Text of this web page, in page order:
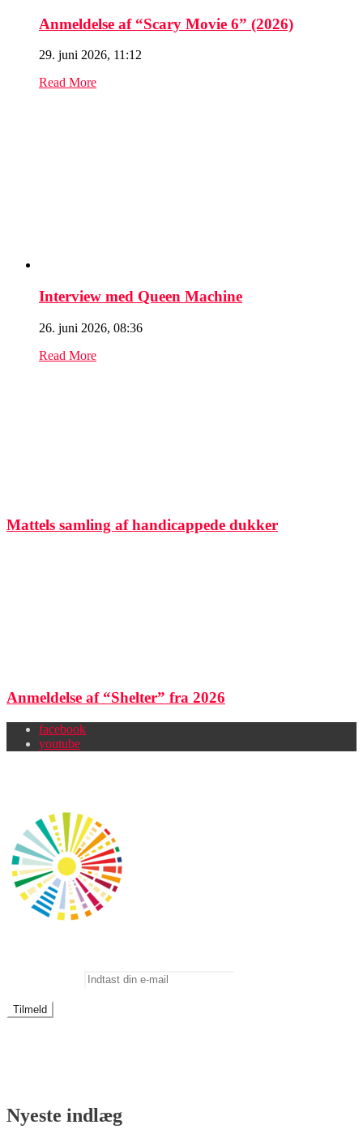
Anmeldelse af “Scary Movie 6” (2026)
29. juni 2026, 11:12
Read More
Interview med Queen Machine
26. juni 2026, 08:36
Read More
Mattels samling af handicappede dukker
Anmeldelse af “Shelter” fra 2026
facebook
youtube
Nyeste indlæg